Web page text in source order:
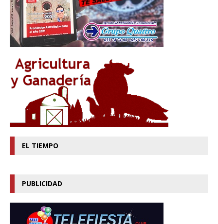
EL TIEMPO
PUBLICIDAD